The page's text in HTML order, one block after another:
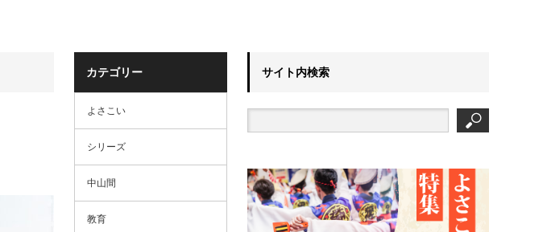
カテゴリー
よさこい
シリーズ
中山間
教育
サイト内検索